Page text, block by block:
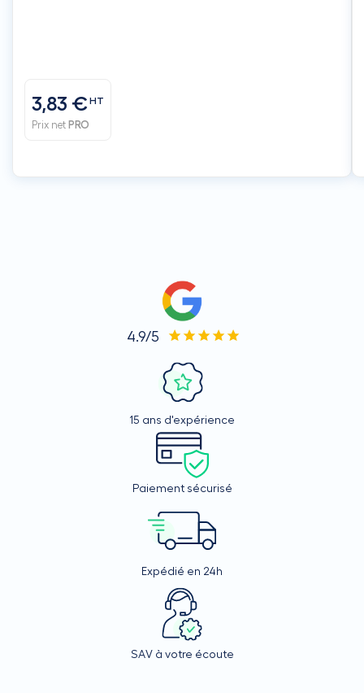
3,83 €HT
Prix net PRO
4.9/5
15 ans d'expérience
Paiement sécurisé
Expédié en 24h
SAV à votre écoute